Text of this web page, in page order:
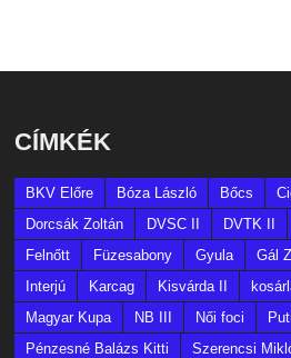
CÍMKÉK
BKV Előre Bóza László Bőcs
Dorcsák Zoltán
DVSC II DVTK II
Felnőtt
Füzesabony Gyula Gál
Interjú
Karcag Kisvárda II
Magyar Kupa
NB III Női foci
Pénzesné Balázs Kitti
Szerencsi